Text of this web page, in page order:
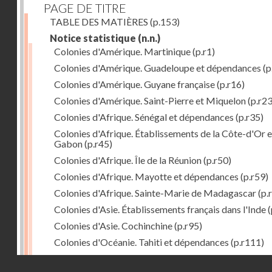
PAGE DE TITRE
TABLE DES MATIÈRES (p.153)
Notice statistique (n.n.)
Colonies d'Amérique. Martinique(p.r1)
Colonies d'Amérique. Guadeloupe et dépendances
Colonies d'Amérique. Guyane française(p.r16)
Colonies d'Amérique. Saint-Pierre et Miquelon
Colonies d'Afrique. Sénégal et dépendances (p.r35)
Colonies d'Afrique. Établissements de la Côte-d'Or
Gabon(p.r45)
Colonies d'Afrique. Île de la Réunion(p.r50)
Colonies d'Afrique. Mayotte et dépendances (p.r59)
Colonies d'Afrique. Sainte-Marie de Madagascar
Colonies d'Asie. Établissements français dans l'Inde
Colonies d'Asie. Cochinchine(p.r95)
Colonies d'Océanie. Tahiti et dépendances (p.r111)
Colonies d'Océanie. Nouvelle-Calédonie(p.r130)